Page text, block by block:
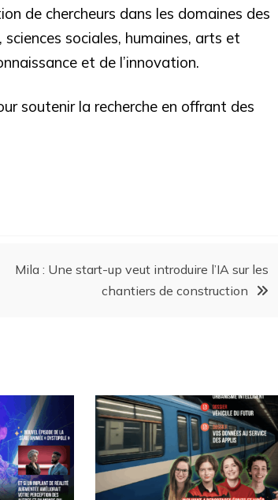
de chercheurs dans les domaines des
sociales, humaines, arts et
et de l’innovation.
soutenir la recherche en offrant des
Mila : Une start-up veut introduire l’IA sur les
chantiers de construction